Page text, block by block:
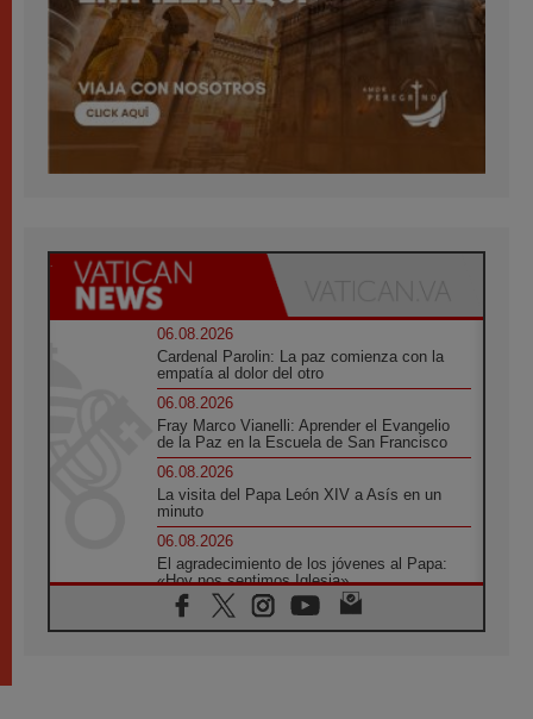
06.08.2026
Cardenal Parolin: La paz comienza con la
empatía al dolor del otro
06.08.2026
Fray Marco Vianelli: Aprender el Evangelio
de la Paz en la Escuela de San Francisco
06.08.2026
La visita del Papa León XIV a Asís en un
minuto
06.08.2026
El agradecimiento de los jóvenes al Papa:
«Hoy nos sentimos Iglesia»
06.08.2026
Líbano: Reanudan los coloquios en Roma en